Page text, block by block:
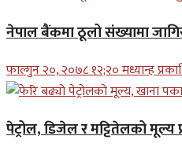
नेपाल बैंकमा ठूलो संख्यामा
फाल्गुन २०, २०७८ १२;२० मध्यान्ह
पेट्रोल, डिजेल र मट्टितेलको